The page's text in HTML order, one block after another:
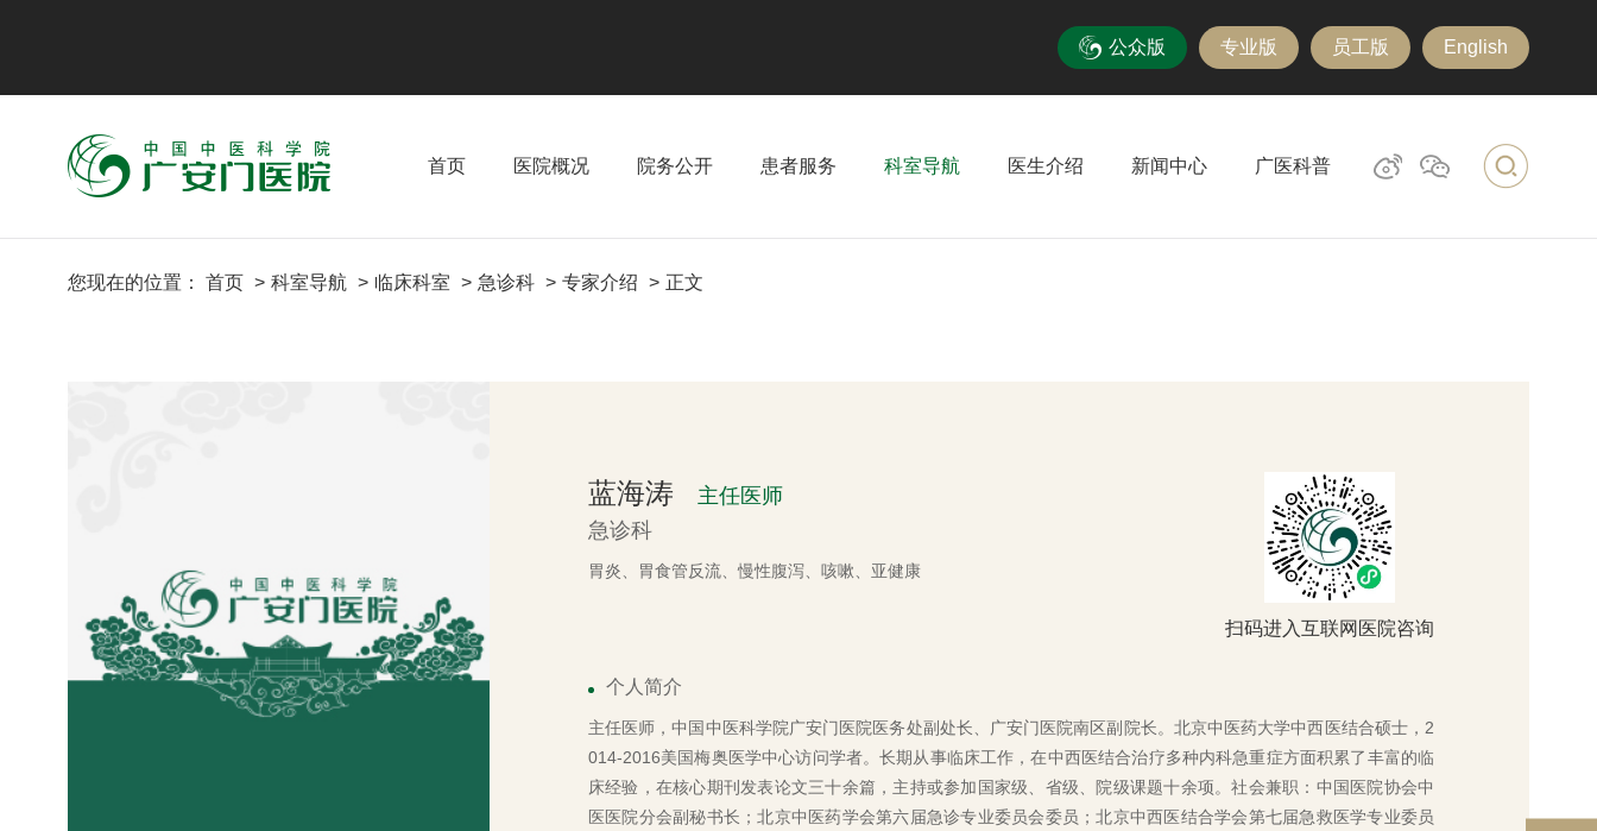
公众版 专业版 员工版 English
首页 医院概况 院务公开 患者服务 科室导航 医生介绍 新闻中心 广医科普
您现在的位置： 首页 科室导航 临床科室 急诊科 专家介绍 正文
蓝海涛
主任医师
急诊科
胃炎、胃食管反流、慢性腹泻、咳嗽、亚健康
扫码进入互联网医院咨询
个人简介
主任医师，中国中医科学院广安门医院医务处副处长、广安门医院南区副院长。北京中医药大学中西医结合硕士，2
014-2016美国梅奥医学中心访问学者。长期从事临床工作，在中西医结合治疗多种内科急重症方面积累了丰富的临
床经验，在核心期刊发表论文三十余篇，主持或参加国家级、省级、院级课题十余项。社会兼职：中国医院协会中
医医院分会副秘书长；北京中医药学会第六届急诊专业委员会委员；北京中西医结合学会第七届急救医学专业委员